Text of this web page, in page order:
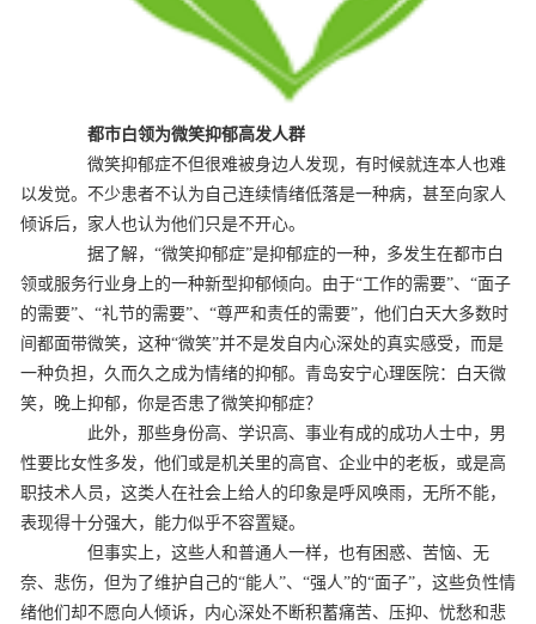
都市白领为微笑抑郁高发人群
微笑抑郁症不但很难被身边人发现，有时候就连本人也难
以发觉。不少患者不认为自己连续情绪低落是一种病，甚至向家人
倾诉后，家人也认为他们只是不开心。
据了解，“微笑抑郁症”是抑郁症的一种，多发生在都市白
领或服务行业身上的一种新型抑郁倾向。由于“工作的需要”、“面子
的需要”、“礼节的需要”、“尊严和责任的需要”，他们白天大多数时
间都面带微笑，这种“微笑”并不是发自内心深处的真实感受，而是
一种负担，久而久之成为情绪的抑郁。青岛安宁心理医院：白天微
笑，晚上抑郁，你是否患了微笑抑郁症？
此外，那些身份高、学识高、事业有成的成功人士中，男
性要比女性多发，他们或是机关里的高官、企业中的老板，或是高
职技术人员，这类人在社会上给人的印象是呼风唤雨，无所不能，
表现得十分强大，能力似乎不容置疑。
但事实上，这些人和普通人一样，也有困惑、苦恼、无
奈、悲伤，但为了维护自己的“能人”、“强人”的“面子”，这些负性情
绪他们却不愿向人倾诉，内心深处不断积蓄痛苦、压抑、忧愁和悲